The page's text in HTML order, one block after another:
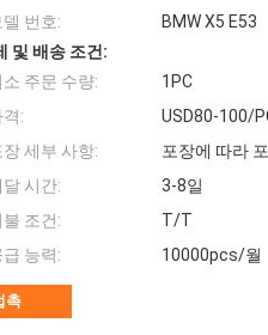
델 번호:
BMW X5 E53
및 배송 조건:
소 주문 수량:
1PC
격:
USD80-100/
장 세부 사항:
포장에 따라
달 시간:
3-8일
불 조건:
T/T
급 능력:
10000pcs/월
촉